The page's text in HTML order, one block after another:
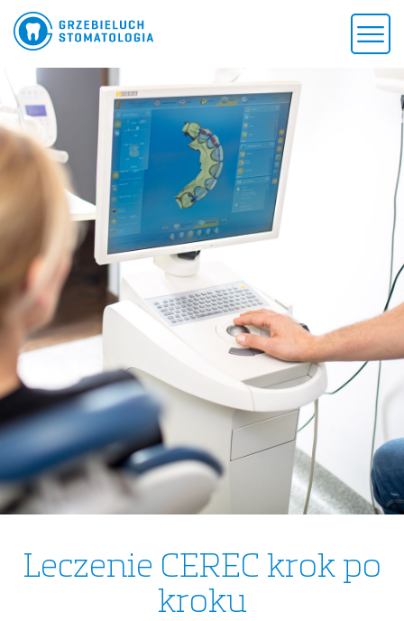
Leczenie CEREC krok po
kroku